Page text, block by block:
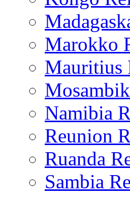
Marokko
Mauritius
Namibia
Reunion
Ruanda
Sambia